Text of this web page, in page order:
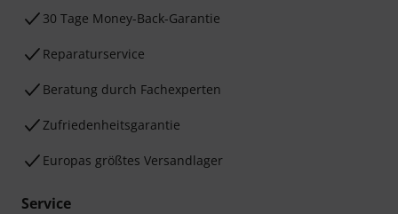
30 Tage Money-Back-Garantie
Reparaturservice
Beratung durch Fachexperten
Zufriedenheitsgarantie
Europas größtes Versandlager
Service